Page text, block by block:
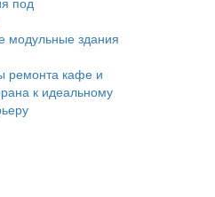
модульные здания
ремонта кафе и
к идеальному